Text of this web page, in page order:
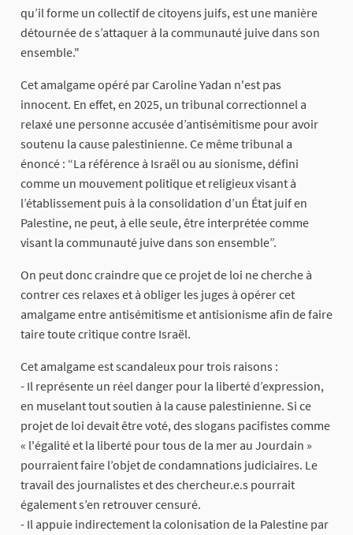
qu’il forme un collectif de citoyens juifs, est une manière
détournée de s’attaquer à la communauté juive dans son
ensemble."
Cet amalgame opéré par Caroline Yadan n'est pas
innocent. En effet, en 2025, un tribunal correctionnel a
relaxé une personne accusée d’antisémitisme pour avoir
soutenu la cause palestinienne. Ce même tribunal a
énoncé : “La référence à Israël ou au sionisme, défini
comme un mouvement politique et religieux visant à
l’établissement puis à la consolidation d’un État juif en
Palestine, ne peut, à elle seule, être interprétée comme
visant la communauté juive dans son ensemble”.
On peut donc craindre que ce projet de loi ne cherche à
contrer ces relaxes et à obliger les juges à opérer cet
amalgame entre antisémitisme et antisionisme afin de faire
taire toute critique contre Israël.
Cet amalgame est scandaleux pour trois raisons :
- Il représente un réel danger pour la liberté d’expression,
en muselant tout soutien à la cause palestinienne. Si ce
projet de loi devait être voté, des slogans pacifistes comme
« l'égalité et la liberté pour tous de la mer au Jourdain »
pourraient faire l’objet de condamnations judiciaires. Le
travail des journalistes et des chercheur.e.s pourrait
également s’en retrouver censuré.
- Il appuie indirectement la colonisation de la Palestine par